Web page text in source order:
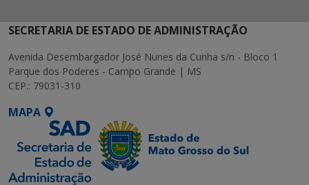
SECRETARIA DE ESTADO DE ADMINISTRAÇÃO
Avenida Desembargador José Nunes da Cunha s/n - Bloco 1
Parque dos Poderes - Campo Grande | MS
CEP.: 79031-310
MAPA